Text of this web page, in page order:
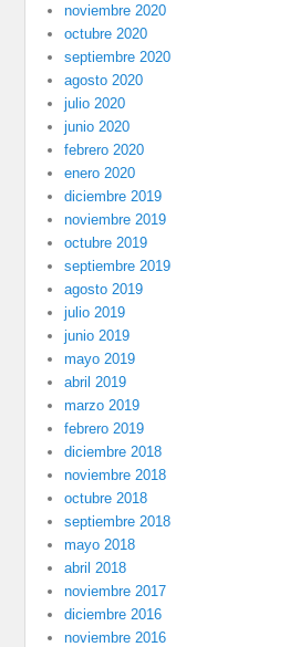
noviembre 2020
octubre 2020
septiembre 2020
agosto 2020
julio 2020
junio 2020
febrero 2020
enero 2020
diciembre 2019
noviembre 2019
octubre 2019
septiembre 2019
agosto 2019
julio 2019
junio 2019
mayo 2019
abril 2019
marzo 2019
febrero 2019
diciembre 2018
noviembre 2018
octubre 2018
septiembre 2018
mayo 2018
abril 2018
noviembre 2017
diciembre 2016
noviembre 2016